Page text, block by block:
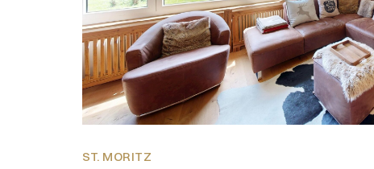
ST. MORITZ
Gesamteindruck:5
Lage:5
Ausstattung:5
Preis/Leistung: